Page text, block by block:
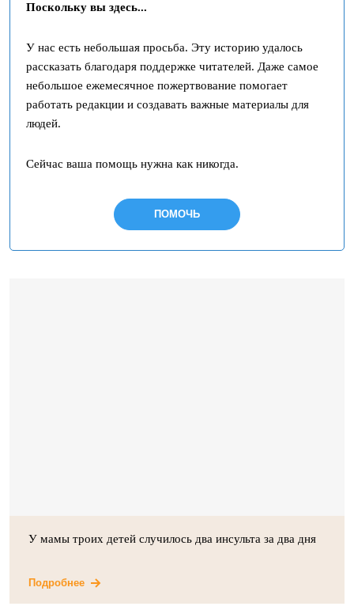
Поскольку вы здесь...
У нас есть небольшая просьба. Эту историю удалось
рассказать благодаря поддержке читателей. Даже самое
небольшое ежемесячное пожертвование помогает
работать редакции и создавать важные материалы для
людей.
Сейчас ваша помощь нужна как никогда.
ПОМОЧЬ
У мамы троих детей случилось два инсульта за два дня
Подробнее